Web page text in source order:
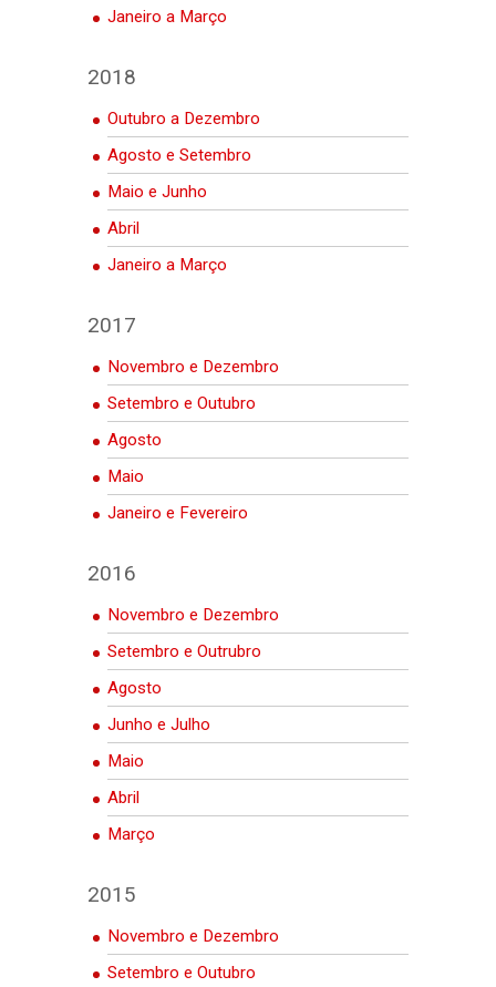
Janeiro a Março
2018
Outubro a Dezembro
Agosto e Setembro
Maio e Junho
Abril
Janeiro a Março
2017
Novembro e Dezembro
Setembro e Outubro
Agosto
Maio
Janeiro e Fevereiro
2016
Novembro e Dezembro
Setembro e Outrubro
Agosto
Junho e Julho
Maio
Abril
Março
2015
Novembro e Dezembro
Setembro e Outubro